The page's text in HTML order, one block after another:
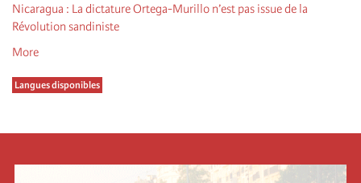
Nicaragua : La dictature Ortega-Murillo n’est pas issue de la
Révolution sandiniste
More
Langues disponibles